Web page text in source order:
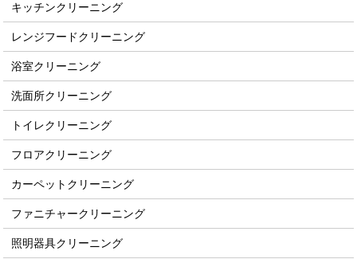
キッチンクリーニング
レンジフードクリーニング
浴室クリーニング
洗面所クリーニング
トイレクリーニング
フロアクリーニング
カーペットクリーニング
ファニチャークリーニング
照明器具クリーニング